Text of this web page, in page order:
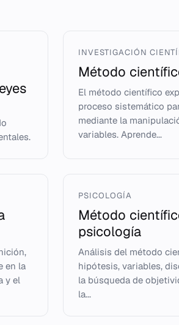
INVESTIGACIÓN
Método
El método científico
proceso sistemático
mediante la
variables. Aprende...
en la
y el
PSICOLOGÍA
Método
psicología
Análisis del método
hipótesis, variables,
la búsqueda de
la...